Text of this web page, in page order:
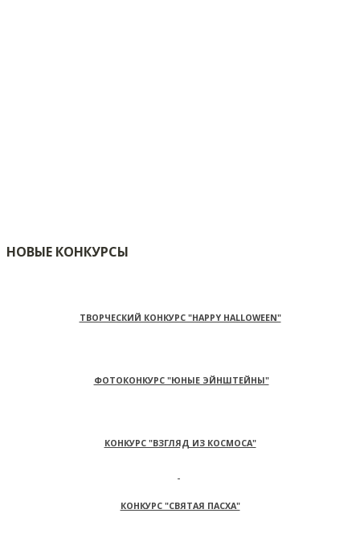
НОВЫЕ КОНКУРСЫ
ТВОРЧЕСКИЙ КОНКУРС "HAPPY HALLOWEEN"
ФОТОКОНКУРС "ЮНЫЕ ЭЙНШТЕЙНЫ"
КОНКУРС "ВЗГЛЯД ИЗ КОСМОСА"
КОНКУРС "СВЯТАЯ ПАСХА"